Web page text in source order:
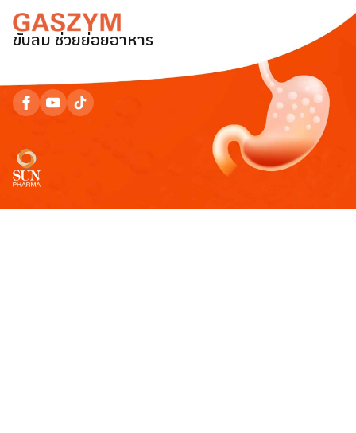
ขับลม ช่วยย่อยอาหาร